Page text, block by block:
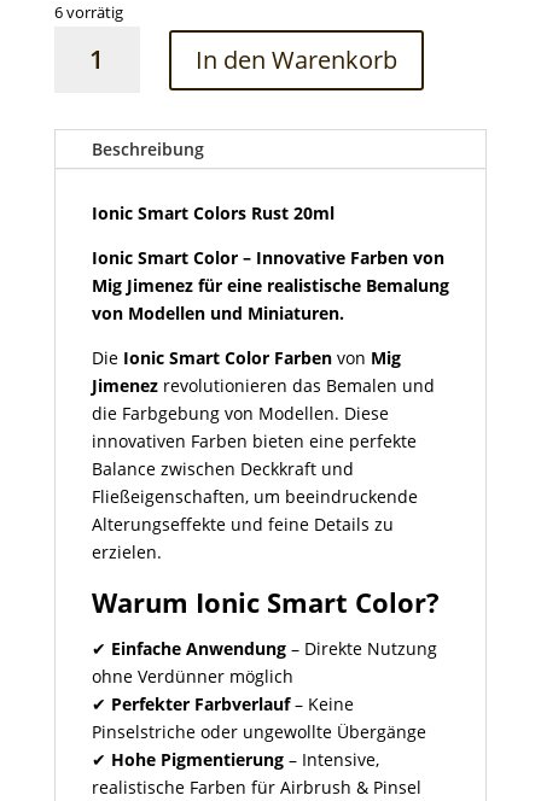
6 vorrätig
Smart
20ml
In den Warenkorb
Beschreibung
Ionic Smart Colors Rust 20ml
Ionic Smart Color – Innovative Farben von
Mig Jimenez für eine realistische Bemalung
von Modellen und Miniaturen.
Die Ionic Smart Color Farbenvon Mig
Jimenezrevolutionieren das Bemalen und
die Farbgebung von Modellen. Diese
innovativen Farben bieten eine perfekte
Balance zwischen Deckkraft und
Fließeigenschaften, um beeindruckende
Alterungseffekte und feine Details zu
erzielen.
Warum Ionic Smart Color?
✔ Einfache Anwendung– Direkte Nutzung
ohne Verdünner möglich
✔ Perfekter Farbverlauf– Keine
Pinselstriche oder ungewollte Übergänge
✔ Hohe Pigmentierung– Intensive,
realistische Farben für Airbrush & Pinsel